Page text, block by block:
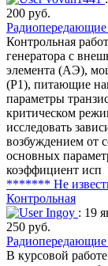
200 руб.
Радиопередающие
Контрольная
генератора с
элемента (АЭ),
(Р1), питающие
параметры
критическом
исследовать
возбуждением от
основных
коэффициент исп
******* Не
Контрольная
Ingoy : 19
250 руб.
Радиопередающие
В курсовой